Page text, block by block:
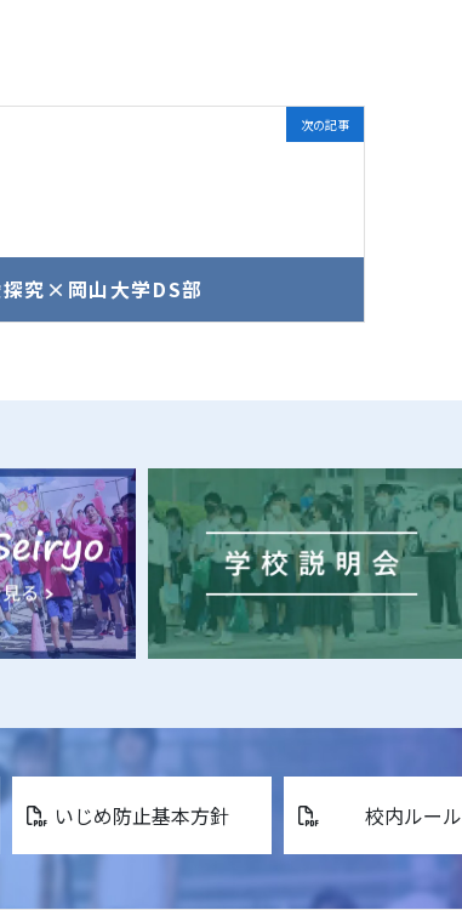
次の記事
探究×岡山大学DS部
いじめ防止基本方針 校内ルール